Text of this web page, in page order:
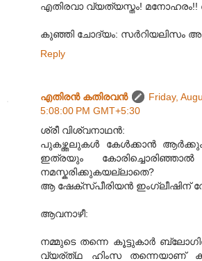
എതിരവാ വ്യത്യസ്തം! മനോഹരം!!
കുഞ്ഞി ചോദ്യം: സര്‍റിയലിസം
Reply
എതിരന്‍ കതിരവന്‍
Friday,
5:08:00 PM GMT+5:30
ശ്രീ വിശ്വനാഥന്‍:
പുകഴ്ത്തലുകള്‍ കേള്‍ക്കാന്‍ ആര്‍ക്കും
ഇത്രയും
നമസ്കരിക്കുകയല്ലാതെ?
ആ ഷേക്സ്പീരിയന്‍ ഇംഗ്ലീഷിന്
ആവനാഴീ:
നമ്മുടെ തന്നെ കൂട്ടുകാര്‍
വ്യര്ത്‍ഥ ഹിംസ തന്നെയാണ്